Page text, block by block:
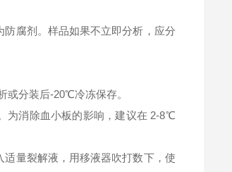
腐剂。样品如果不立即分析，应分
或分装后-20℃冷冻保存。
为消除血小板的影响，建议在 2-8℃
量裂解液，用移液器吹打数下，使